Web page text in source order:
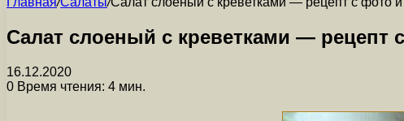
Салат слоеный с креветками — рецепт
16.12.2020
0 Время чтения: 4 мин.